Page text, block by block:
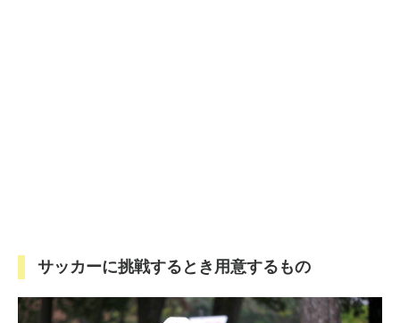
サッカーに挑戦するとき用意するもの